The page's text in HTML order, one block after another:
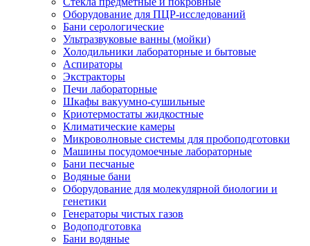
Оборудование для ПЦР-исследований
Бани серологические
Ультразвуковые ванны (мойки)
Холодильники лабораторные и бытовые
Аспираторы
Экстракторы
Печи лабораторные
Шкафы вакуумно-сушильные
Криотермостаты жидкостные
Климатические камеры
Микроволновые системы для пробоподготовки
Машины посудомоечные лабораторные
Бани песчаные
Водяные бани
Оборудование для молекулярной биологии и
генетики
Генераторы чистых газов
Водоподготовка
Бани водяные